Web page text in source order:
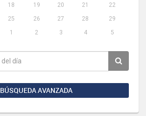
18 19 20 21
22
25 26 27 28
29
1 2 3 4 5
BÚSQUEDA AVANZADA